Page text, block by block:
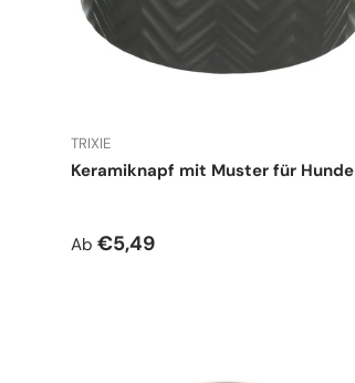
TRIXIE
Keramiknapf mit Muster für Hunde
Normaler Preis
Ab €5,49